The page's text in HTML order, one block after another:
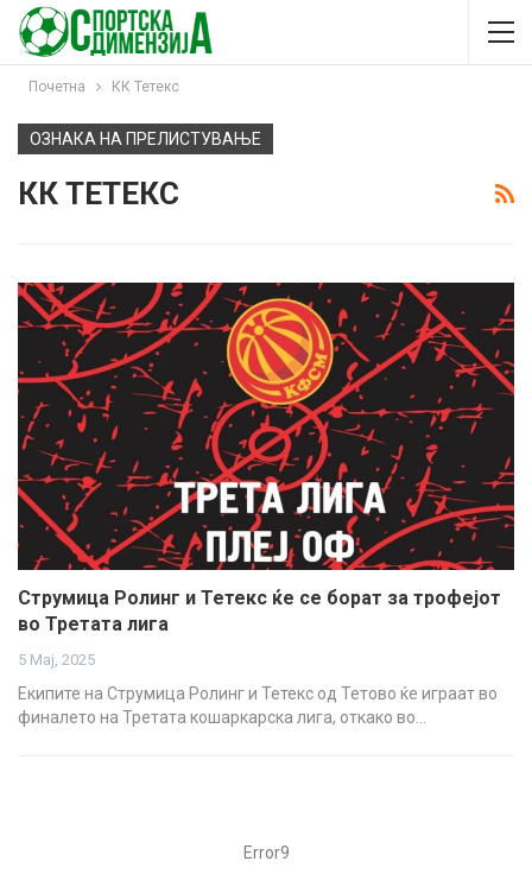
Почетна КК Тетекс
ОЗНАКА НА ПРЕЛИСТУВАЊЕ
КК ТЕТЕКС
Струмица Ролинг и Тетекс ќе се борат за трофејот
во Третата лига
5 Мај, 2025
Екипите на Струмица Ролинг и Тетекс од Тетово ќе играат во
финалето на Третата кошаркарска лига, откако во…
Error9